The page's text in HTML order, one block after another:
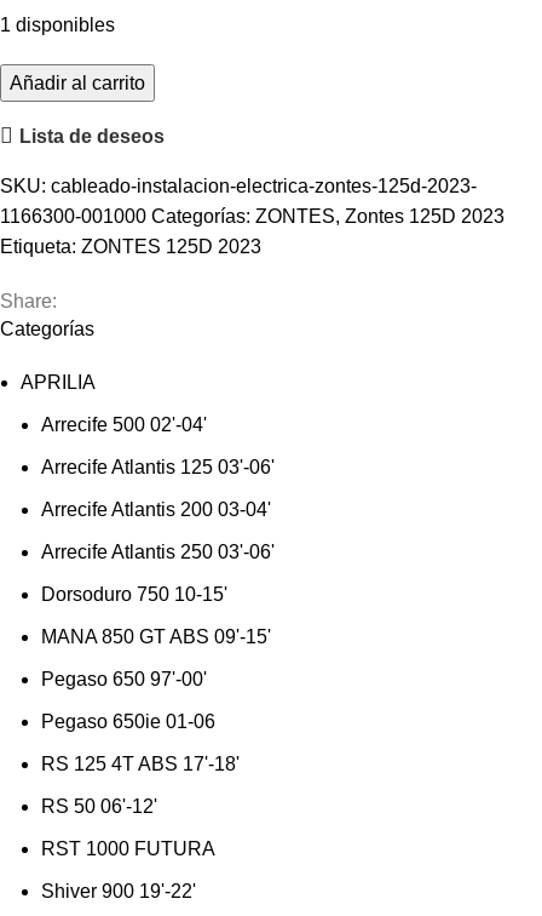
1 disponibles
Cableado
Instalación
Eléctrica
Añadir al carrito
Lista de deseos
SKU: cableado-instalacion-electrica-zontes-125d-2023-
1166300-001000 Categorías: ZONTES, Zontes 125D 2023
Etiqueta: ZONTES 125D 2023
Share:
Categorías
APRILIA
Arrecife 500 02'-04'
Arrecife Atlantis 125 03'-06'
Arrecife Atlantis 200 03-04'
Arrecife Atlantis 250 03'-06'
Dorsoduro 750 10-15'
MANA 850 GT ABS 09'-15'
Pegaso 650 97'-00'
Pegaso 650ie 01-06
RS 125 4T ABS 17'-18'
RS 50 06'-12'
RST 1000 FUTURA
Shiver 900 19'-22'